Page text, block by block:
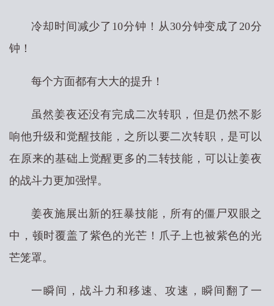
冷却时间减少了10分钟！从30分钟变成了20分
钟！
每个方面都有大大的提升！
虽然姜夜还没有完成二次转职，但是仍然不影
响他升级和觉醒技能，之所以要二次转职，是可以
在原来的基础上觉醒更多的二转技能，可以让姜夜
的战斗力更加强悍。
姜夜施展出新的狂暴技能，所有的僵尸双眼之
中，顿时覆盖了紫色的光芒！爪子上也被紫色的光
芒笼罩。
一瞬间，战斗力和移速、攻速，瞬间翻了一